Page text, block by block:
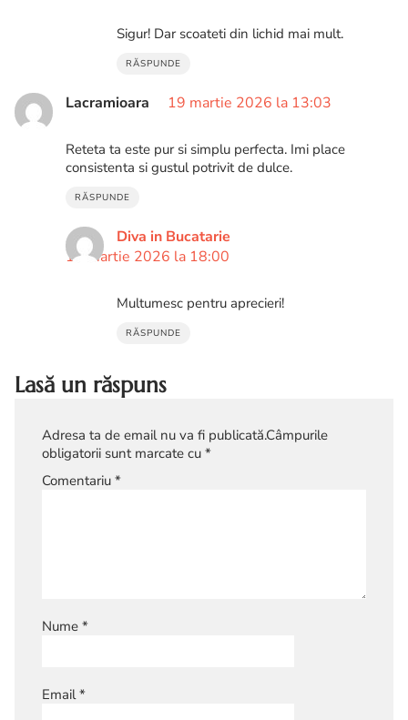
Sigur! Dar scoateti din lichid mai mult.
RĂSPUNDE
Lacramioara 19 martie 2026 la 13:03
Reteta ta este pur si simplu perfecta. Imi place
consistenta si gustul potrivit de dulce.
RĂSPUNDE
Diva in Bucatarie
19 martie 2026 la 18:00
Multumesc pentru aprecieri!
RĂSPUNDE
Lasă un răspuns
Adresa ta de email nu va fi publicată.Câmpurile
obligatorii sunt marcate cu *
Comentariu *
Nume *
Email*